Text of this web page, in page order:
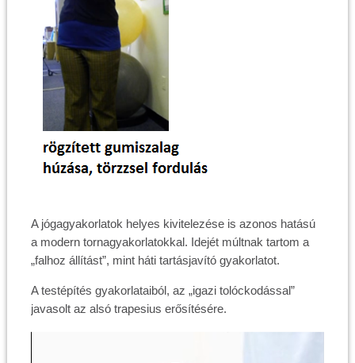
A jógagyakorlatok helyes kivitelezése is azonos hatású
a modern tornagyakorlatokkal. Idejét múltnak tartom a
„falhoz állítást”, mint háti tartásjavító gyakorlatot.
A testépítés gyakorlataiból, az „igazi tolóckodással”
javasolt az alsó trapesius erősítésére.